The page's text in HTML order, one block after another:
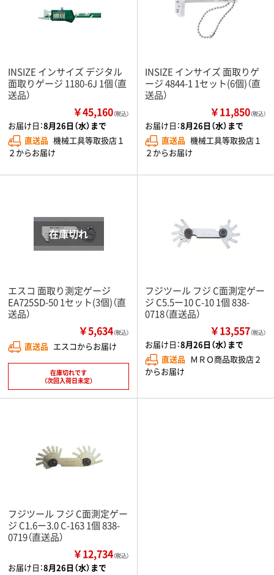
INSIZE インサイズ デジタル
面取りゲージ 1180-6J 1個（直
送品）
￥45,160（税込）
お届け日：8月26日（水）まで
直送品 機械工具等取扱店１
２からお届け
INSIZE インサイズ 面取りゲ
ージ 4844-1 1セット(6個)（直
送品）
￥11,850（税込）
お届け日：8月26日（水）まで
直送品 機械工具等取扱店１
２からお届け
エスコ 面取り測定ゲージ
EA725SD-50 1セット(3個)（直
送品）
￥5,634（税込）
直送品 エスコからお届け
在庫切れです
（次回入荷日未定）
フジツール フジ C面測定ゲー
ジ C5.5ー10 C-10 1個 838-
0718（直送品）
￥13,557（税込）
お届け日：8月26日（水）まで
直送品 ＭＲＯ商品取扱店２
からお届け
フジツール フジ C面測定ゲー
ジ C1.6ー3.0 C-163 1個 838-
0719（直送品）
￥12,734（税込）
お届け日：8月26日（水）まで